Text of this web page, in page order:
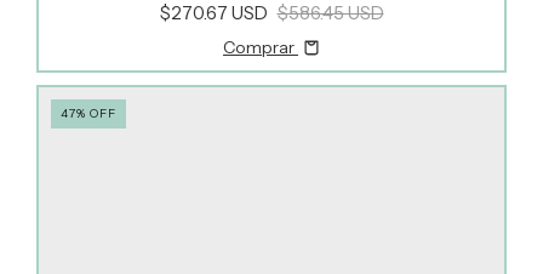
$270.67 USD $586.45 USD
Comprar
47% OFF